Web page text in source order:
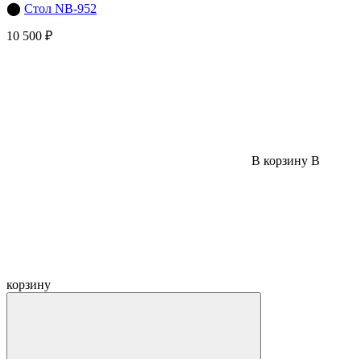
⬤ Стол NB-952
10 500 ₽
В корзину В
корзину